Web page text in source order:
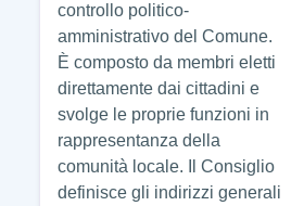
controllo politico-
amministrativo del Comune.
È composto da membri eletti
direttamente dai cittadini e
svolge le proprie funzioni in
rappresentanza della
comunità locale. Il Consiglio
definisce gli indirizzi generali